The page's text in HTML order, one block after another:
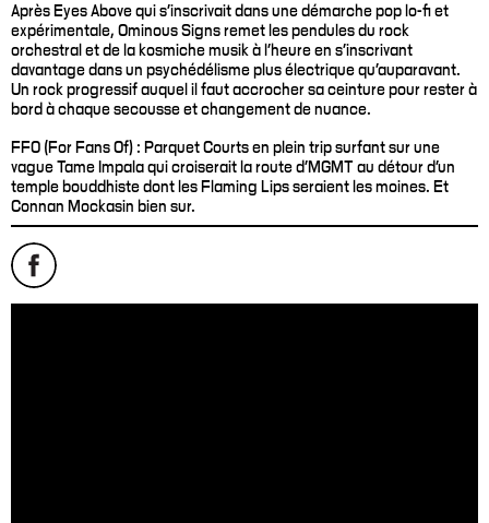
Après Eyes Above qui s’inscrivait dans une démarche pop lo-fi et
expérimentale, Ominous Signs remet les pendules du rock
orchestral et de la kosmiche musik à l’heure en s’inscrivant
davantage dans un psychédélisme plus électrique qu’auparavant.
Un rock progressif auquel il faut accrocher sa ceinture pour rester à
bord à chaque secousse et changement de nuance.
FFO (For Fans Of) : Parquet Courts en plein trip surfant sur une
vague Tame Impala qui croiserait la route d’MGMT au détour d’un
temple bouddhiste dont les Flaming Lips seraient les moines. Et
Connan Mockasin bien sur.